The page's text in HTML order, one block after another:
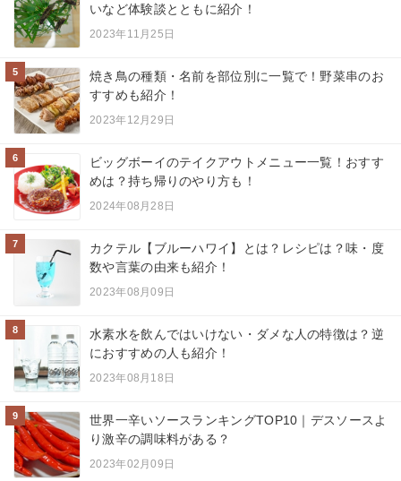
いなど体験談とともに紹介！
2023年11月25日
5
焼き鳥の種類・名前を部位別に一覧で！野菜串のお
すすめも紹介！
2023年12月29日
6
ビッグボーイのテイクアウトメニュー一覧！おすす
めは？持ち帰りのやり方も！
2024年08月28日
7
カクテル【ブルーハワイ】とは？レシピは？味・度
数や言葉の由来も紹介！
2023年08月09日
8
水素水を飲んではいけない・ダメな人の特徴は？逆
におすすめの人も紹介！
2023年08月18日
9
世界一辛いソースランキングTOP10｜デスソースよ
り激辛の調味料がある？
2023年02月09日